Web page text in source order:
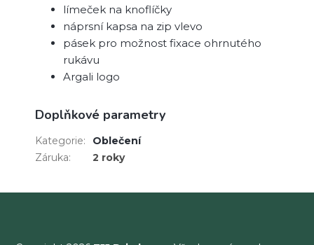
límeček na knoflíčky
náprsní kapsa na zip vlevo
pásek pro možnost fixace ohrnutého
rukávu
Argali logo
Doplňkové parametry
Kategorie:
Oblečení
Záruka: 2 roky